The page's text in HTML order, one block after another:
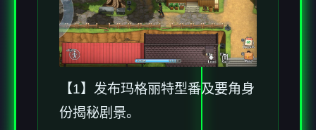
【1】发布玛格丽特型番及要角身
份揭秘剧景。